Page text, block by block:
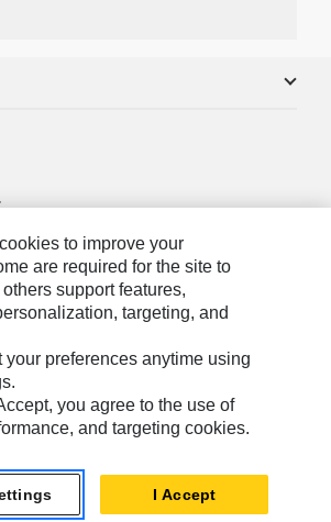
Caterpillar. Tous droits réservés.
to improve your
are required for the site to
support features,
targeting, and
your preferences anytime using
you agree to the use of
and targeting cookies.
I Accept